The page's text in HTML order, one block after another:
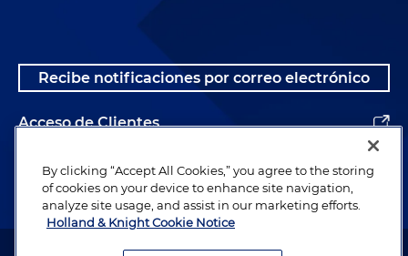
Recibe notificaciones por correo electrónico
Acceso de Clientes
Alumnos
Abogado publicitario. © 1996– 2026 Holland & Knight LLP. Todos los
By clicking “Accept All Cookies,” you agree to the storing
of cookies on your device to enhance site navigation,
analyze site usage, and assist in our marketing efforts.
Holland & Knight Cookie Notice